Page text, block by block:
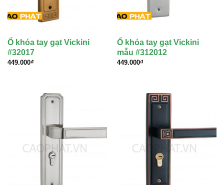
Ổ khóa tay gạt Vickini
#32017
449.000₫
Ổ khóa tay gạt Vickini
mẫu #312012
449.000₫